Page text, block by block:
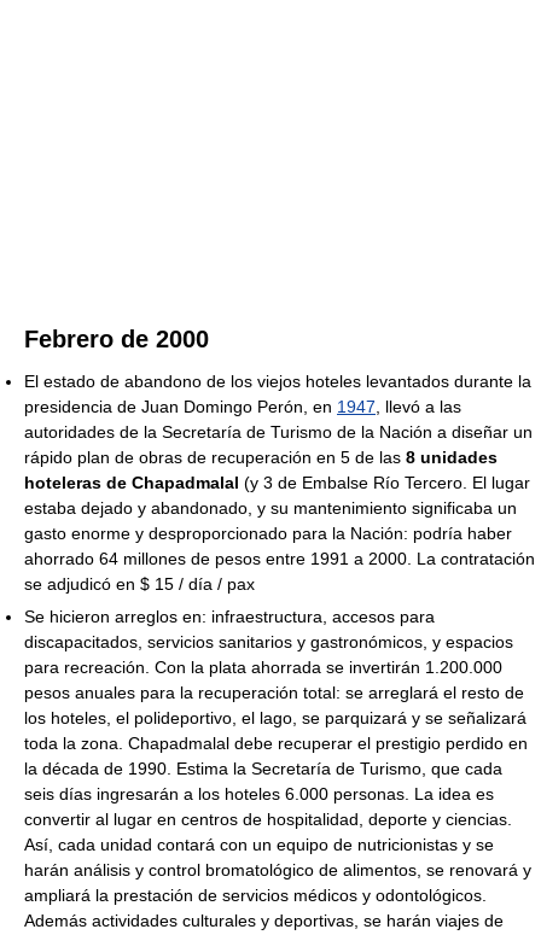
Febrero de 2000
El estado de abandono de los viejos hoteles levantados durante la
presidencia de Juan Domingo Perón, en 1947 , llevó a las
autoridades de la Secretaría de Turismo de la Nación a diseñar un
rápido plan de obras de recuperación en 5 de las 8 unidades
hoteleras de Chapadmalal (y 3 de Embalse Río Tercero. El lugar
estaba dejado y abandonado, y su mantenimiento significaba un
gasto enorme y desproporcionado para la Nación: podría haber
ahorrado 64 millones de pesos entre 1991 a 2000. La contratación
se adjudicó en $ 15 / día / pax
Se hicieron arreglos en: infraestructura, accesos para
discapacitados, servicios sanitarios y gastronómicos, y espacios
para recreación. Con la plata ahorrada se invertirán 1.200.000
pesos anuales para la recuperación total: se arreglará el resto de
los hoteles, el polideportivo, el lago, se parquizará y se señalizará
toda la zona. Chapadmalal debe recuperar el prestigio perdido en
la década de 1990. Estima la Secretaría de Turismo, que cada
seis días ingresarán a los hoteles 6.000 personas. La idea es
convertir al lugar en centros de hospitalidad, deporte y ciencias.
Así, cada unidad contará con un equipo de nutricionistas y se
harán análisis y control bromatológico de alimentos, se renovará y
ampliará la prestación de servicios médicos y odontológicos.
Además actividades culturales y deportivas, se harán viajes de